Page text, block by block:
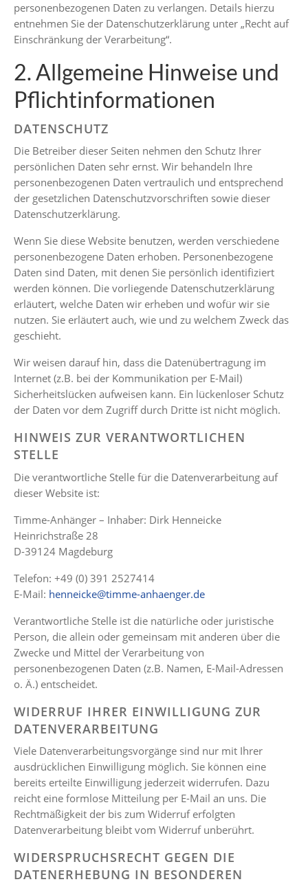
personenbezogenen Daten zu verlangen. Details hierzu
entnehmen Sie der Datenschutzerklärung unter „Recht auf
Einschränkung der Verarbeitung“.
2. Allgemeine Hinweise und
Pflichtinformationen
DATENSCHUTZ
Die Betreiber dieser Seiten nehmen den Schutz Ihrer
persönlichen Daten sehr ernst. Wir behandeln Ihre
personenbezogenen Daten vertraulich und entsprechend
der gesetzlichen Datenschutzvorschriften sowie dieser
Datenschutzerklärung.
Wenn Sie diese Website benutzen, werden verschiedene
personenbezogene Daten erhoben. Personenbezogene
Daten sind Daten, mit denen Sie persönlich identifiziert
werden können. Die vorliegende Datenschutzerklärung
erläutert, welche Daten wir erheben und wofür wir sie
nutzen. Sie erläutert auch, wie und zu welchem Zweck das
geschieht.
Wir weisen darauf hin, dass die Datenübertragung im
Internet (z.B. bei der Kommunikation per E-Mail)
Sicherheitslücken aufweisen kann. Ein lückenloser Schutz
der Daten vor dem Zugriff durch Dritte ist nicht möglich.
HINWEIS ZUR VERANTWORTLICHEN
STELLE
Die verantwortliche Stelle für die Datenverarbeitung auf
dieser Website ist:
Timme-Anhänger – Inhaber: Dirk Henneicke
Heinrichstraße 28
D-39124 Magdeburg
Telefon: +49 (0) 391 2527414
E-Mail: henneicke@timme-anhaenger.de
Verantwortliche Stelle ist die natürliche oder juristische
Person, die allein oder gemeinsam mit anderen über die
Zwecke und Mittel der Verarbeitung von
personenbezogenen Daten (z.B. Namen, E-Mail-Adressen
o. Ä.) entscheidet.
WIDERRUF IHRER EINWILLIGUNG ZUR
DATENVERARBEITUNG
Viele Datenverarbeitungsvorgänge sind nur mit Ihrer
ausdrücklichen Einwilligung möglich. Sie können eine
bereits erteilte Einwilligung jederzeit widerrufen. Dazu
reicht eine formlose Mitteilung per E-Mail an uns. Die
Rechtmäßigkeit der bis zum Widerruf erfolgten
Datenverarbeitung bleibt vom Widerruf unberührt.
WIDERSPRUCHSRECHT GEGEN DIE
DATENERHEBUNG IN BESONDEREN